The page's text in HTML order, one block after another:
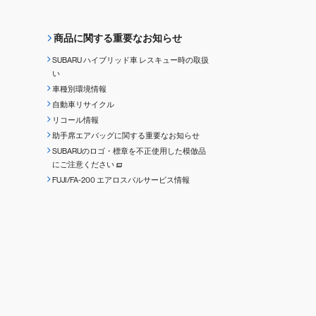
商品に関する重要なお知らせ
SUBARU ハイブリッド車 レスキュー時の取扱
い
車種別環境情報
自動車リサイクル
リコール情報
助手席エアバッグに関する重要なお知らせ
SUBARUのロゴ・標章を不正使用した模倣品
にご注意ください
FUJI/FA-200 エアロスバルサービス情報